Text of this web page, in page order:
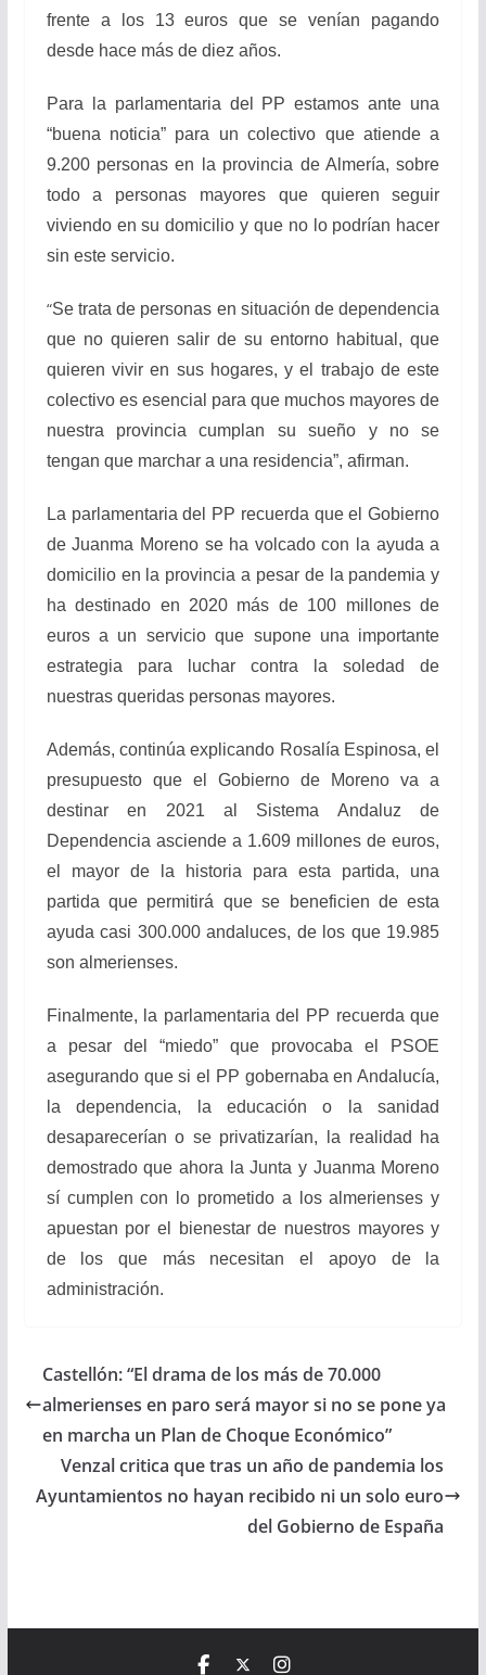
frente a los 13 euros que se venían pagando
desde hace más de diez años.
Para la parlamentaria del PP estamos ante una
“buena noticia” para un colectivo que atiende a
9.200 personas en la provincia de Almería, sobre
todo a personas mayores que quieren seguir
viviendo en su domicilio y que no lo podrían hacer
sin este servicio.
“Se trata de personas en situación de dependencia
que no quieren salir de su entorno habitual, que
quieren vivir en sus hogares, y el trabajo de este
colectivo es esencial para que muchos mayores de
nuestra provincia cumplan su sueño y no se
tengan que marchar a una residencia”, afirman.
La parlamentaria del PP recuerda que el Gobierno
de Juanma Moreno se ha volcado con la ayuda a
domicilio en la provincia a pesar de la pandemia y
ha destinado en 2020 más de 100 millones de
euros a un servicio que supone una importante
estrategia para luchar contra la soledad de
nuestras queridas personas mayores.
Además, continúa explicando Rosalía Espinosa, el
presupuesto que el Gobierno de Moreno va a
destinar en 2021 al Sistema Andaluz de
Dependencia asciende a 1.609 millones de euros,
el mayor de la historia para esta partida, una
partida que permitirá que se beneficien de esta
ayuda casi 300.000 andaluces, de los que 19.985
son almerienses.
Finalmente, la parlamentaria del PP recuerda que
a pesar del “miedo” que provocaba el PSOE
asegurando que si el PP gobernaba en Andalucía,
la dependencia, la educación o la sanidad
desaparecerían o se privatizarían, la realidad ha
demostrado que ahora la Junta y Juanma Moreno
sí cumplen con lo prometido a los almerienses y
apuestan por el bienestar de nuestros mayores y
de los que más necesitan el apoyo de la
administración.
Castellón: “El drama de los más de 70.000
almerienses en paro será mayor si no se pone ya
en marcha un Plan de Choque Económico”
Venzal critica que tras un año de pandemia los
Ayuntamientos no hayan recibido ni un solo euro
del Gobierno de España